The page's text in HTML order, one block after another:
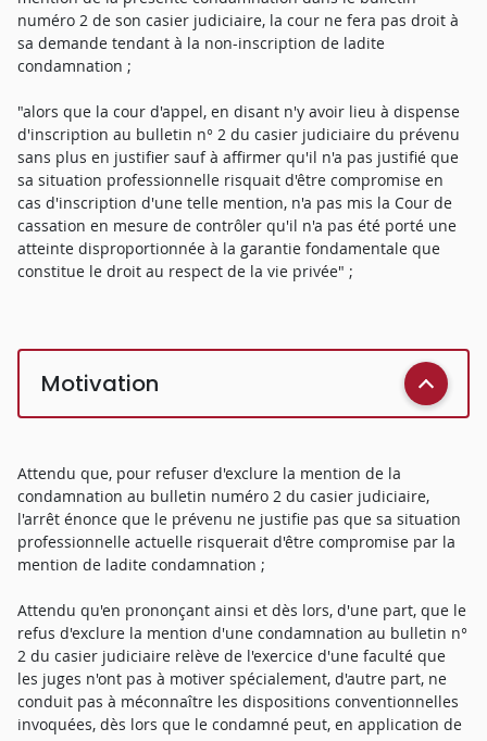
numéro 2 de son casier judiciaire, la cour ne fera pas droit à
sa demande tendant à la non-inscription de ladite
condamnation ;
"alors que la cour d'appel, en disant n'y avoir lieu à dispense
d'inscription au bulletin n° 2 du casier judiciaire du prévenu
sans plus en justifier sauf à affirmer qu'il n'a pas justifié que
sa situation professionnelle risquait d'être compromise en
cas d'inscription d'une telle mention, n'a pas mis la Cour de
cassation en mesure de contrôler qu'il n'a pas été porté une
atteinte disproportionnée à la garantie fondamentale que
constitue le droit au respect de la vie privée" ;
Motivation
Attendu que, pour refuser d'exclure la mention de la
condamnation au bulletin numéro 2 du casier judiciaire,
l'arrêt énonce que le prévenu ne justifie pas que sa situation
professionnelle actuelle risquerait d'être compromise par la
mention de ladite condamnation ;
Attendu qu'en prononçant ainsi et dès lors, d'une part, que le
refus d'exclure la mention d'une condamnation au bulletin n°
2 du casier judiciaire relève de l'exercice d'une faculté que
les juges n'ont pas à motiver spécialement, d'autre part, ne
conduit pas à méconnaître les dispositions conventionnelles
invoquées, dès lors que le condamné peut, en application de